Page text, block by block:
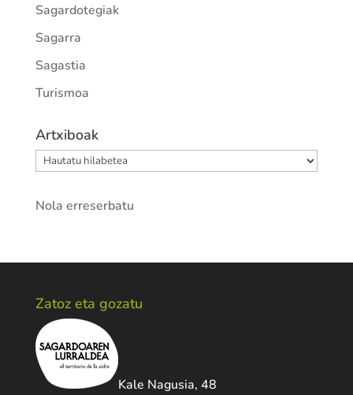
Sagardotegiak
Sagarra
Sagastia
Turismoa
Artxiboak
Artxiboak
Nola erreserbatu
Zatoz eta gozatu
Kale Nagusia, 48